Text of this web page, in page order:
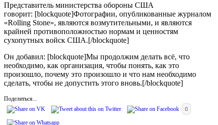
Представитель министерства обороны США
говорит: [blockquote]Фотографии, опубликованные журналом
«Rolling Stone», являются возмутительными, и являются
крайней противоположностью нормам и ценностям
сухопутных войск США.[/blockquote]
Он добавил: [blockquote]Мы продолжим делать всё, что
необходимо, как организация, чтобы понять, как это
произошло, почему это произошло и что нам необходимо
сделать, чтобы не допустить этого вновь.[/blockquote]
Поделиться...
0